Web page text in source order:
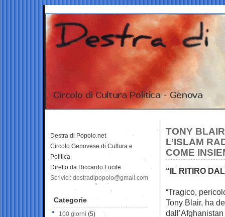
TONY
L’ISLAM
COME
“IL RITIRO
“Tragico,
Tony Blair, ha
Destra di Popolo.net
Circolo Genovese di Cultura e
Politica
Diretto da Riccardo Fucile
Scrivici: destradipopolo@gmail.com
Categorie
100 giorni (5)